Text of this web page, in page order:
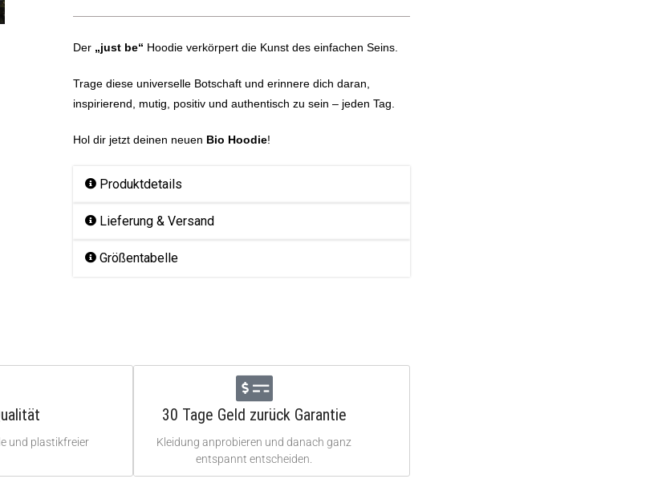
Der „just be“ Hoodie verkörpert die Kunst des einfachen Seins.
Trage diese universelle Botschaft und erinnere dich daran,
inspirierend, mutig, positiv und authentisch zu sein – jeden Tag.
Hol dir jetzt deinen neuen Bio Hoodie!
Produktdetails
Lieferung & Versand
Größentabelle
und plastikfreier
30 Tage Geld zurück Garantie
Kleidung anprobieren und danach ganz
entspannt entscheiden.